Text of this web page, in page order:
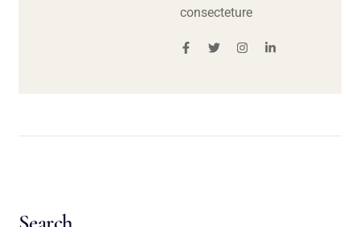
consecteture